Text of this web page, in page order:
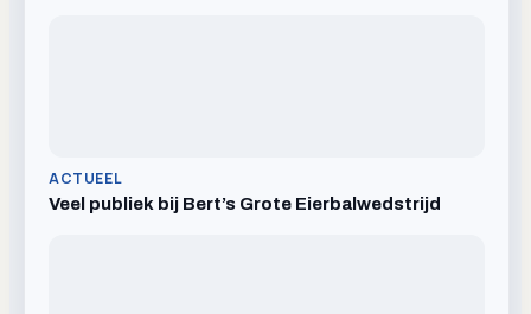
ACTUEEL
Veel publiek bij Bert’s Grote Eierbalwedstrijd